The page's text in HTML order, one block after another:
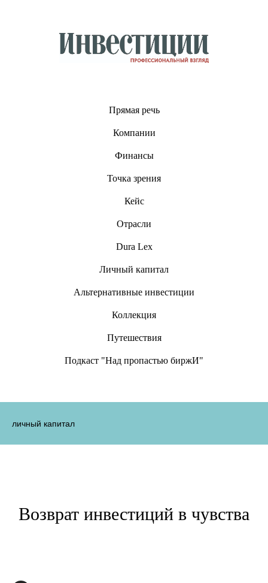
Прямая речь
Компании
Финансы
Точка зрения
Кейс
Отрасли
Dura Lex
Личный капитал
Альтернативные инвестиции
Коллекция
Путешествия
Подкаст "Над пропастью биржИ"
личный капитал
Возврат инвестиций в чувства